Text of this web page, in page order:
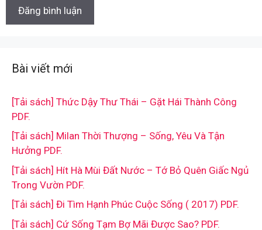
Bài viết mới
[Tải sách] Thức Dậy Thư Thái – Gặt Hái Thành Công
PDF.
[Tải sách] Milan Thời Thượng – Sống, Yêu Và Tận
Hưởng PDF.
[Tải sách] Hít Hà Mùi Đất Nước – Tớ Bỏ Quên Giấc Ngủ
Trong Vườn PDF.
[Tải sách] Đi Tìm Hạnh Phúc Cuộc Sống ( 2017) PDF.
[Tải sách] Cứ Sống Tạm Bợ Mãi Được Sao? PDF.